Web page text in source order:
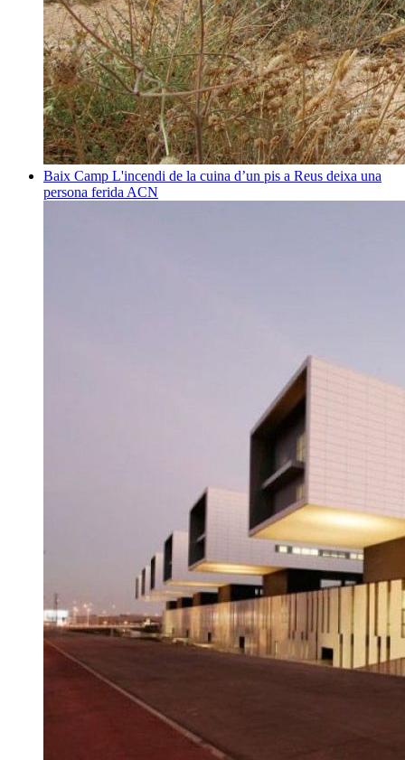
Baix Camp L'incendi de la cuina d’un pis a Reus deixa una
persona ferida ACN